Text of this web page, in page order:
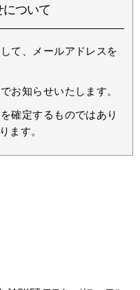
ついて
て、メールアドレスを
お知らせいたします。
確定するものではあり
ます。